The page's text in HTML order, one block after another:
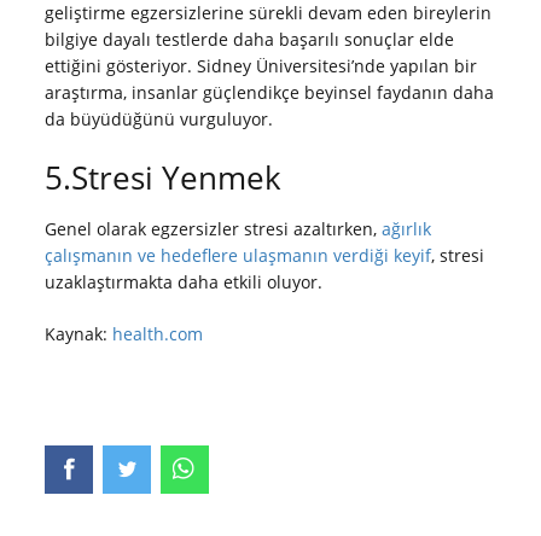
geliştirme egzersizlerine sürekli devam eden bireylerin
bilgiye dayalı testlerde daha başarılı sonuçlar elde
ettiğini gösteriyor. Sidney Üniversitesi’nde yapılan bir
araştırma, insanlar güçlendikçe beyinsel faydanın daha
da büyüdüğünü vurguluyor.
5.Stresi Yenmek
Genel olarak egzersizler stresi azaltırken,ağırlık
çalışmanın ve hedeflere ulaşmanın verdiği keyif, stresi
uzaklaştırmakta daha etkili oluyor.
Kaynak: health.com